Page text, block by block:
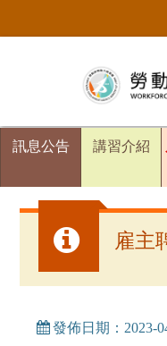
區
塊訊息公告 講習介紹
雇主
發佈日期：2023-